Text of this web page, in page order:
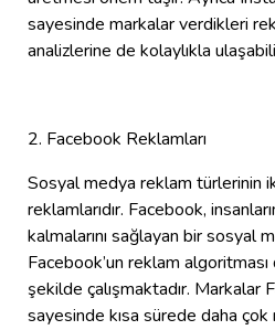
sayesinde markalar verdikleri
analizlerine de kolaylıkla
2. Facebook Reklamları
Sosyal medya reklam türlerinin
reklamlarıdır. Facebook,
kalmalarını sağlayan bir sosyal
Facebook’un reklam
şekilde çalışmaktadır. Markalar
sayesinde kısa sürede daha